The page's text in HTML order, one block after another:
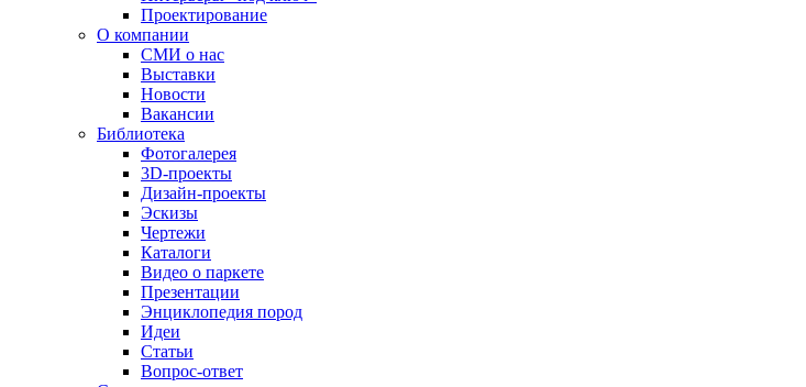
Проектирование
О компании
СМИ о нас
Выставки
Новости
Вакансии
Библиотека
Фотогалерея
3D-проекты
Дизайн-проекты
Эскизы
Чертежи
Каталоги
Видео о паркете
Презентации
Энциклопедия пород
Идеи
Статьи
Вопрос-ответ